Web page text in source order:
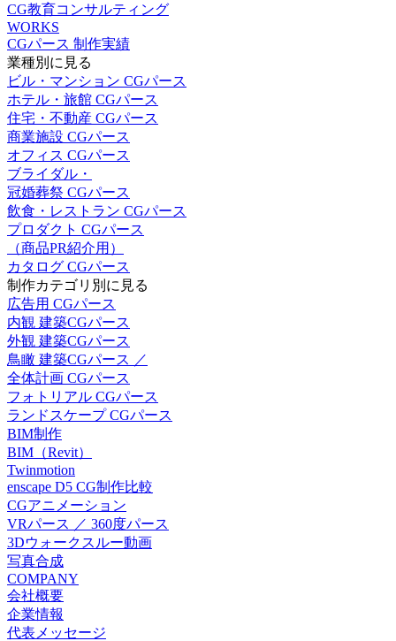
CG教育コンサルティング
WORKS
CGパース 制作実績
業種別に見る
ビル・マンション CGパース
ホテル・旅館 CGパース
住宅・不動産 CGパース
商業施設 CGパース
オフィス CGパース
ブライダル・
冠婚葬祭 CGパース
飲食・レストラン CGパース
プロダクト CGパース
（商品PR紹介用）
カタログ CGパース
制作カテゴリ別に見る
広告用 CGパース
内観 建築CGパース
外観 建築CGパース
鳥瞰 建築CGパース ／
全体計画 CGパース
フォトリアル CGパース
ランドスケープ CGパース
BIM制作
BIM（Revit）
Twinmotion
enscape D5 CG制作比較
CGアニメーション
VRパース ／ 360度パース
3Dウォークスルー動画
写真合成
COMPANY
会社概要
企業情報
代表メッセージ